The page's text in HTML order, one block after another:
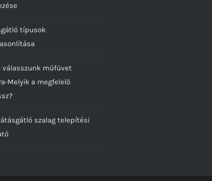
típusok
válasszunk műfüvet
Melyik a megfelelő
szalag telepítési